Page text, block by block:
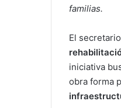
familias.
El
iniciativa
obra forma